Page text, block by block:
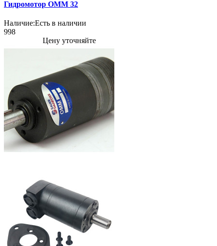
Гидромотор OMM 32
Наличие:Есть в наличии
998